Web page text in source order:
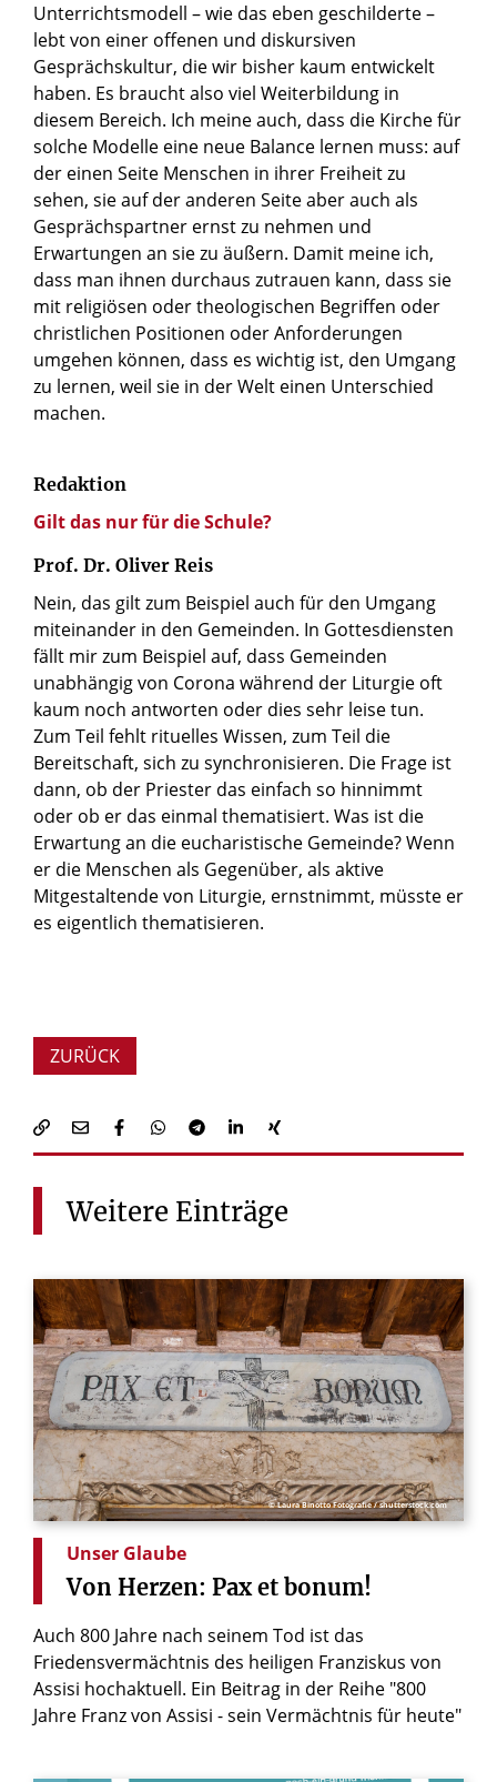
Unterrichtsmodell – wie das eben geschilderte –
lebt von einer offenen und diskursiven
Gesprächskultur, die wir bisher kaum entwickelt
haben. Es braucht also viel Weiterbildung in
diesem Bereich. Ich meine auch, dass die Kirche für
solche Modelle eine neue Balance lernen muss: auf
der einen Seite Menschen in ihrer Freiheit zu
sehen, sie auf der anderen Seite aber auch als
Gesprächspartner ernst zu nehmen und
Erwartungen an sie zu äußern. Damit meine ich,
dass man ihnen durchaus zutrauen kann, dass sie
mit religiösen oder theologischen Begriffen oder
christlichen Positionen oder Anforderungen
umgehen können, dass es wichtig ist, den Umgang
zu lernen, weil sie in der Welt einen Unterschied
machen.
Redaktion
Gilt das nur für die Schule?
Prof. Dr. Oliver Reis
Nein, das gilt zum Beispiel auch für den Umgang
miteinander in den Gemeinden. In Gottesdiensten
fällt mir zum Beispiel auf, dass Gemeinden
unabhängig von Corona während der Liturgie oft
kaum noch antworten oder dies sehr leise tun.
Zum Teil fehlt rituelles Wissen, zum Teil die
Bereitschaft, sich zu synchronisieren. Die Frage ist
dann, ob der Priester das einfach so hinnimmt
oder ob er das einmal thematisiert. Was ist die
Erwartung an die eucharistische Gemeinde? Wenn
er die Menschen als Gegenüber, als aktive
Mitgestaltende von Liturgie, ernstnimmt, müsste er
es eigentlich thematisieren.
ZURÜCK
Weitere Einträge
© Laura Binotto Fotografie / shutterstock.com
Unser Glaube
Von Herzen: Pax et bonum!
Auch 800 Jahre nach seinem Tod ist das
Friedensvermächtnis des heiligen Franziskus von
Assisi hochaktuell. Ein Beitrag in der Reihe "800
Jahre Franz von Assisi - sein Vermächtnis für heute"